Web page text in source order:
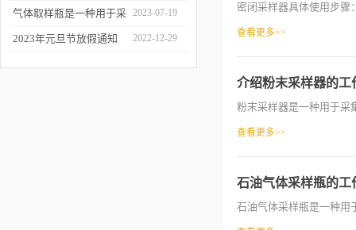
护与优化
气体取样瓶是一种用于采
集、贮存和分析气体样品
2023-07-19
2023年元旦节放假通知 2022-12-29
密闭采样器具体使用步骤
查看更多>>
介绍粉末采样器的工
粉末采样器是一种用于采
查看更多>>
石油气体采样瓶的工
石油气体采样瓶是一种用